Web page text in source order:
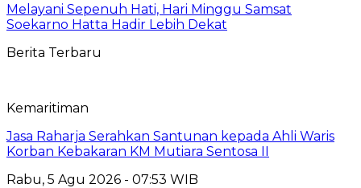
Melayani Sepenuh Hati, Hari Minggu Samsat
Soekarno Hatta Hadir Lebih Dekat
Berita Terbaru
Kemaritiman
Jasa Raharja Serahkan Santunan kepada Ahli Waris
Korban Kebakaran KM Mutiara Sentosa II
Rabu, 5 Agu 2026 - 07:53 WIB